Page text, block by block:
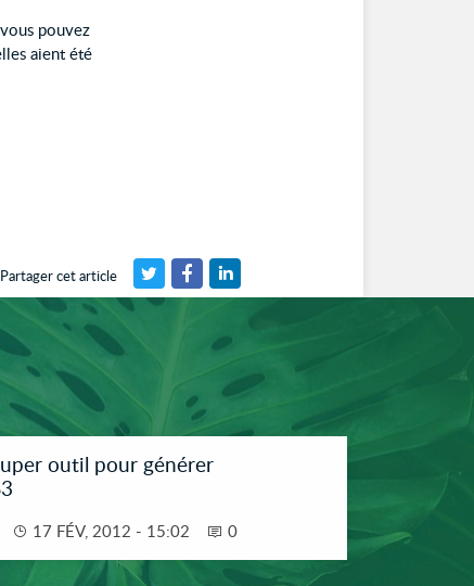
pouvez
aient été
Partager cet article
outil pour générer
17 FÉV, 2012 - 15:02 0